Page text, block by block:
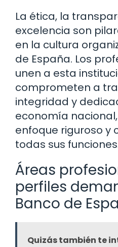
La ética, la
excelencia son
en la cultura
de España. Los
unen a esta
comprometen a
integridad y
economía
enfoque riguroso y
todas sus
Áreas
perfiles
Banco de
Quizás también te